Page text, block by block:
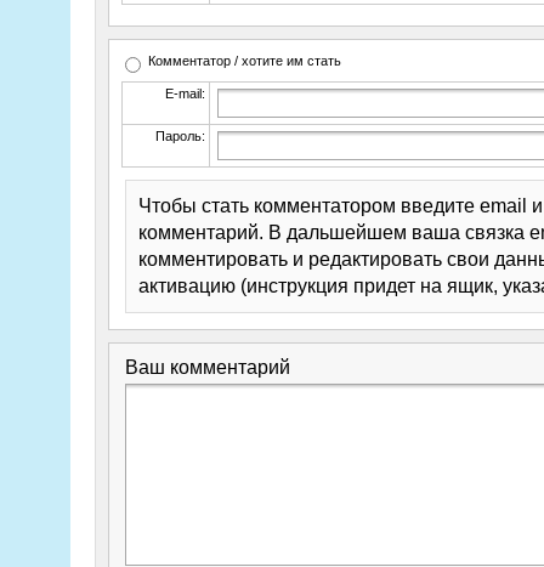
Комментатор / хотите им стать
E-mail:
Пароль:
Чтобы стать комментатором введите email
комментарий. В дальшейшем ваша связка
комментировать и редактировать свои
активацию (инструкция придет на ящик,
Ваш комментарий